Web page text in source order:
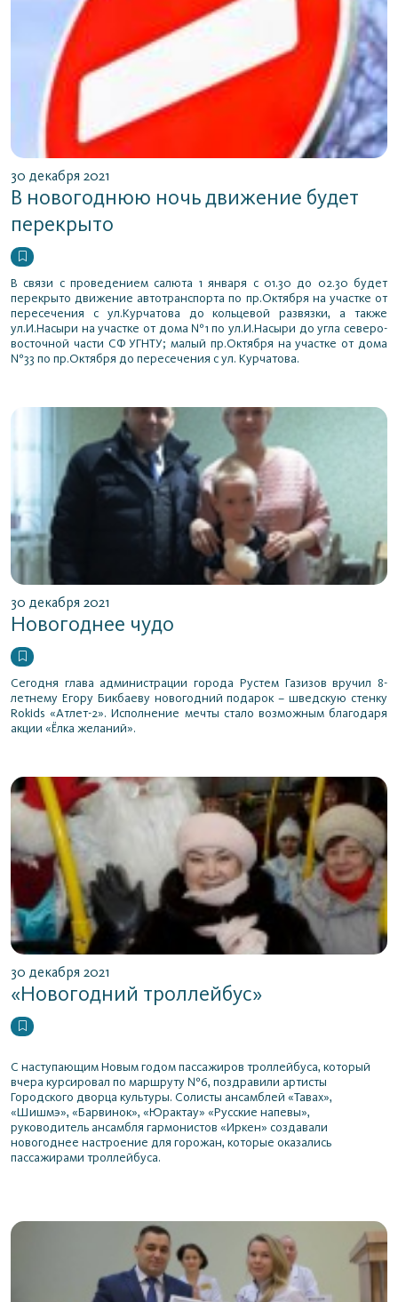
30 декабря 2021
В новогоднюю ночь движение будет
перекрыто
В связи с проведением салюта 1 января с 01.30 до 02.30 будет
перекрыто движение автотранспорта по пр.Октября на участке от
пересечения с ул.Курчатова до кольцевой развязки, а также
ул.И.Насыри на участке от дома №1 по ул.И.Насыри до угла северо-
восточной части СФ УГНТУ; малый пр.Октября на участке от дома
№33 по пр.Октября до пересечения с ул. Курчатова.
30 декабря 2021
Новогоднее чудо
Сегодня глава администрации города Рустем Газизов вручил 8-
летнему Егору Бикбаеву новогодний подарок – шведскую стенку
Rokids «Атлет-2». Исполнение мечты стало возможным благодаря
акции «Ёлка желаний».
30 декабря 2021
«Новогодний троллейбус»
С наступающим Новым годом пассажиров троллейбуса, который
вчера курсировал по маршруту №6, поздравили артисты
Городского дворца культуры. Солисты ансамблей «Тавах»,
«Шишмэ», «Барвинок», «Юрактау» «Русские напевы»,
руководитель ансамбля гармонистов «Иркен» создавали
новогоднее настроение для горожан, которые оказались
пассажирами троллейбуса.